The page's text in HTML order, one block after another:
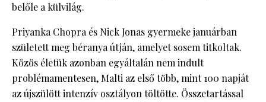
belőle a külvilág.
Priyanka Chopra és Nick Jonas gyermeke januárban
született meg béranya útján, amelyet sosem titkoltak.
Közös életük azonban egyáltalán nem indult
problémamentesen, Malti az első több, mint 100 napját
az újszülött intenzív osztályon töltötte. Összetartással